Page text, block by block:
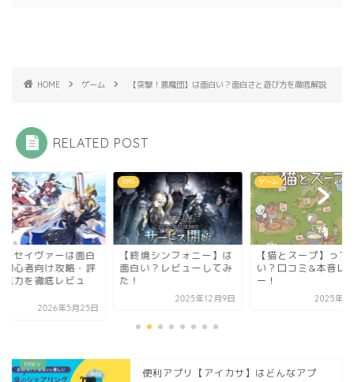
HOME ゲーム 【突撃！悪魔団】は面白い？面白さと遊び方を徹底解説
RELATED POST
境シンフォニー】は
い？レビューしてみ
ゲーム
【猫とスープ】って面白
い？口コミ&本音レビュ
ー！
2025年11月1日
ゲーム
WSOPポーカーは面
い？評価・課金・無
でも遊べるか徹底レ
便利アプリ【アイカサ】はどんなアプ